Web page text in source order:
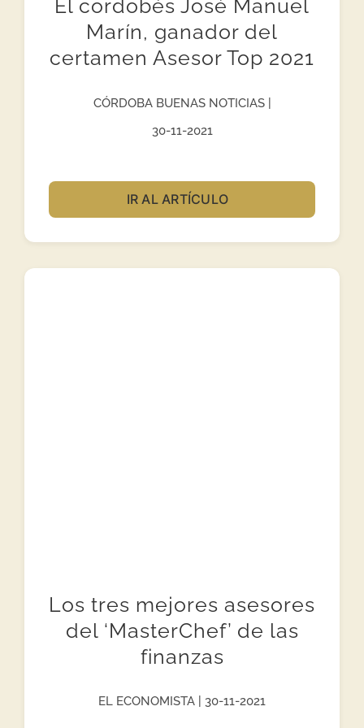
El cordobés José Manuel
Marín, ganador del
certamen Asesor Top 2021
CÓRDOBA BUENAS NOTICIAS |
30-11-2021
IR AL ARTÍCULO
Los tres mejores asesores
del ‘MasterChef’ de las
finanzas
EL ECONOMISTA | 30-11-2021